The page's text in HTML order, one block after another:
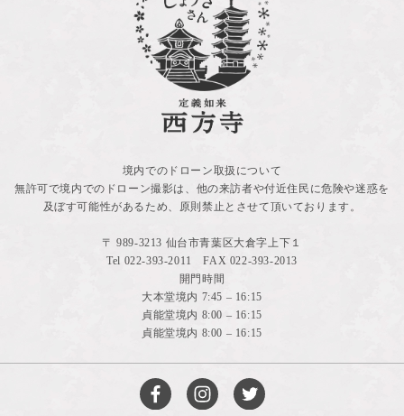
境内でのドローン取扱について
無許可で境内でのドローン撮影は、他の来訪者や付近住民に危険や迷惑を
及ぼす可能性があるため、原則禁止とさせて頂いております。
〒 989-3213 仙台市青葉区大倉字上下１
Tel 022-393-2011
FAX 022-393-2013
開門時間
大本堂境内 7:45 – 16:15
貞能堂境内 8:00 – 16:15
貞能堂境内 8:00 – 16:15